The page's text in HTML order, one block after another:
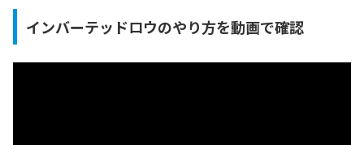
インバーテッドロウのやり方を動画で確認